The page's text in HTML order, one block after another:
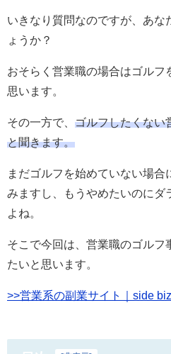
いきなり質問なのですが、あな
ょうか？
おそらく営業職の場合はゴルフ
思います。
その一方で、 ゴルフしたくない
と聞きます。
まだゴルフを始めていない場合
みますし、もうやめたいのにダ
よね。
そこで今回は、営業職のゴルフ
たいと思います。
>>営業系の副業サイト｜side